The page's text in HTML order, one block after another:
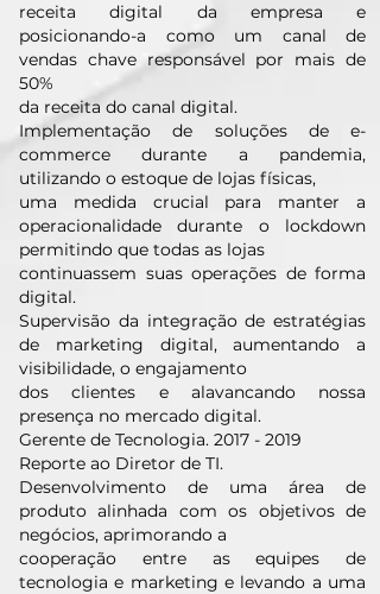
receita digital da empresa e
posicionando-a como um canal de
vendas chave responsável por mais de
50%
da receita do canal digital.
Implementação de soluções de e-
commerce durante a pandemia,
utilizando o estoque de lojas físicas,
uma medida crucial para manter a
operacionalidade durante o lockdown
permitindo que todas as lojas
continuassem suas operações de forma
digital.
Supervisão da integração de estratégias
de marketing digital, aumentando a
visibilidade, o engajamento
dos clientes e alavancando nossa
presença no mercado digital.
Gerente de Tecnologia. 2017 - 2019
Reporte ao Diretor de TI.
Desenvolvimento de uma área de
produto alinhada com os objetivos de
negócios, aprimorando a
cooperação entre as equipes de
tecnologia e marketing e levando a uma